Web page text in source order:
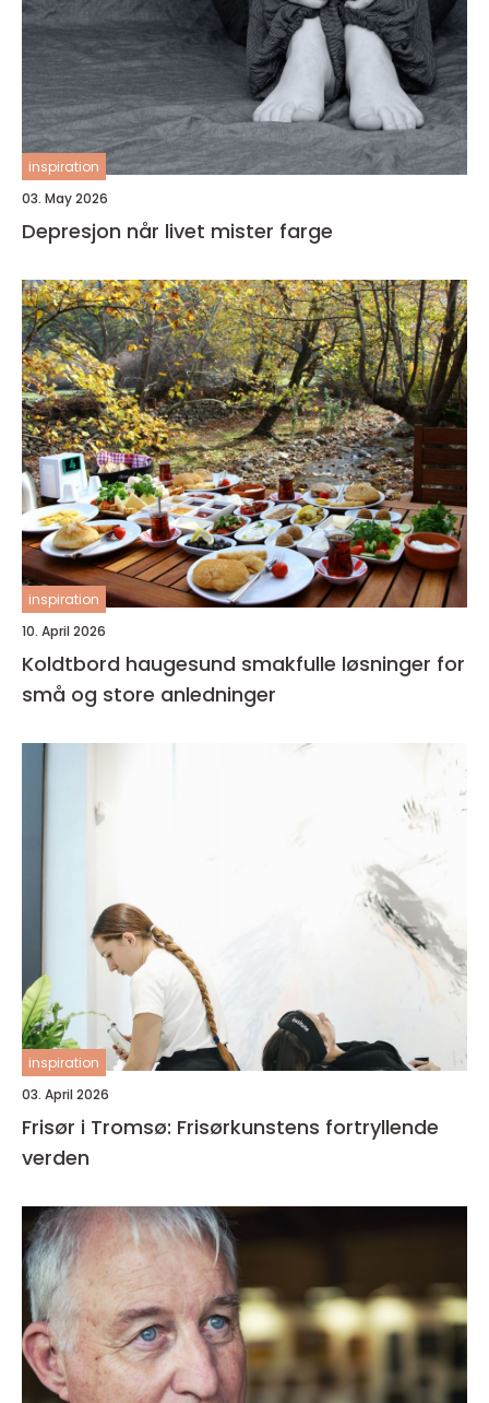
inspiration
03. May 2026
Depresjon når livet mister farge
inspiration
10. April 2026
Koldtbord haugesund smakfulle løsninger for
små og store anledninger
inspiration
03. April 2026
Frisør i Tromsø: Frisørkunstens fortryllende
verden